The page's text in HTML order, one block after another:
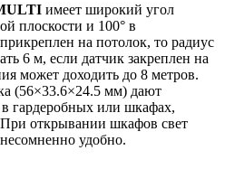
имеет широкий угол
плоскости и 100° в
на потолок, то радиус
6 м, если датчик закреплен на
может доходить до 8 метров.
(56×33.6×24.5 мм) дают
гардеробных или шкафах,
открывании шкафов свет
удобно.